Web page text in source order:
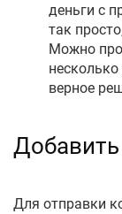
деньги с
так
Можно
верное
Для отправки